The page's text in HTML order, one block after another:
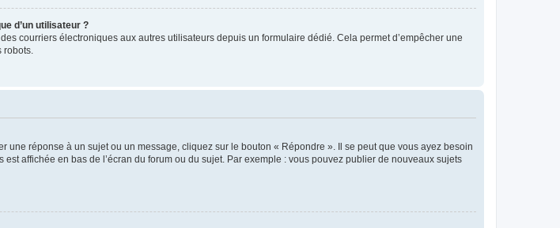
d’un utilisateur ?
courriers électroniques aux autres utilisateurs depuis un formulaire dédié. Cela permet d’empêcher une
réponse à un sujet ou un message, cliquez sur le bouton « Répondre ». Il se peut que vous ayez besoin
affichée en bas de l’écran du forum ou du sujet. Par exemple : vous pouvez publier de nouveaux sujets